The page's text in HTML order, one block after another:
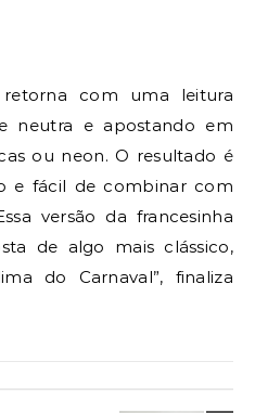
com uma leitura
neutra e apostando em
ou neon. O resultado é
e fácil de combinar com
versão da francesinha
de algo mais clássico,
do Carnaval”, finaliza